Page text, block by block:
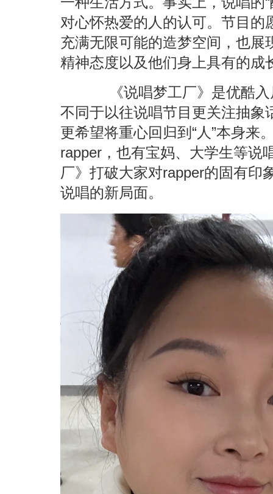
对心怀热爱的人的认可。节目的
充满无限可能的造梦空间，也展
精神态度以及他们身上具有的成
《说唱梦工厂》是优酷入
不同于以往说唱节目更关注抽象
更希望将重心回归到“人”本身来
rapper，也有宝妈、大学生等说
厂》打破大家对rapper的固有印
说唱的新局面。